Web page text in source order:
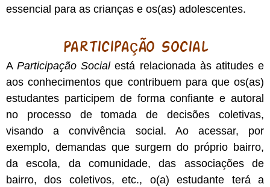
essencial para as crianças e os(as) adolescentes.
Participação Social
AParticipação Socialestá relacionada às atitudes e
aos conhecimentos que contribuem para que os(as)
estudantes participem de forma confiante e autoral
no processo de tomada de decisões coletivas,
visando a convivência social. Ao acessar, por
exemplo, demandas que surgem do próprio bairro,
da escola, da comunidade, das associações de
bairro, dos coletivos, etc., o(a) estudante terá a